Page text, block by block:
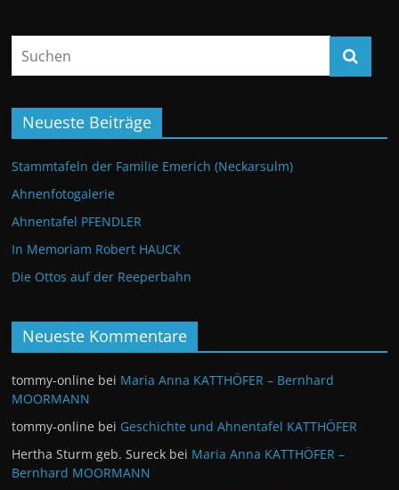
Neueste Beiträge
Stammtafeln der Familie Emerich (Neckarsulm)
Ahnenfotogalerie
Ahnentafel PFENDLER
In Memoriam Robert HAUCK
Die Ottos auf der Reeperbahn
Neueste Kommentare
tommy-online bei Maria Anna KATTHÖFER – Bernhard
MOORMANN
tommy-online bei Geschichte und Ahnentafel KATTHÖFER
Hertha Sturm geb. Sureck bei Maria Anna KATTHÖFER –
Bernhard MOORMANN